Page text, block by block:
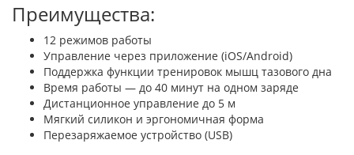
Преимущества:
12 режимов работы
Управление через приложение (iOS/Android)
Поддержка функции тренировок мышц тазового дна
Время работы — до 40 минут на одном заряде
Дистанционное управление до 5 м
Мягкий силикон и эргономичная форма
Перезаряжаемое устройство (USB)